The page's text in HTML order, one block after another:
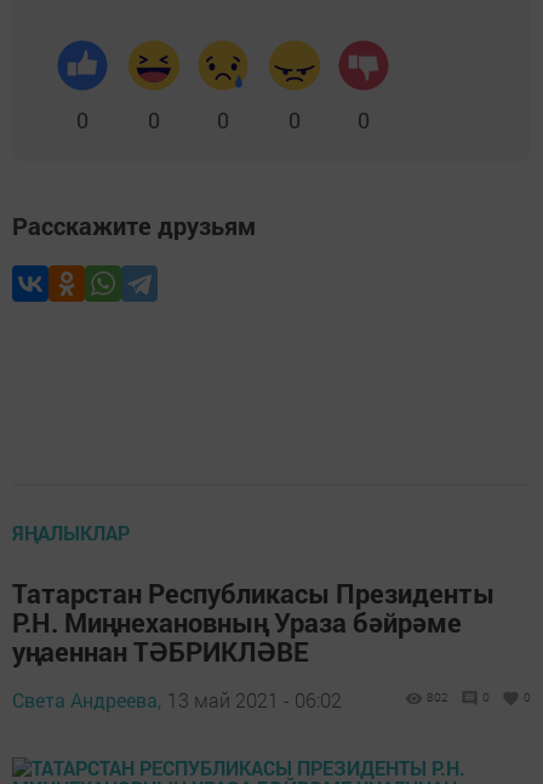
0 0 0 0 0
Расскажите друзьям
ЯҢАЛЫКЛАР
Татарстан Республикасы Президенты
Р.Н. Миңнехановның Ураза бәйрәме
уңаеннан ТӘБРИКЛӘВЕ
Света Андреева, 13 май 2021 - 06:02 802 0 0